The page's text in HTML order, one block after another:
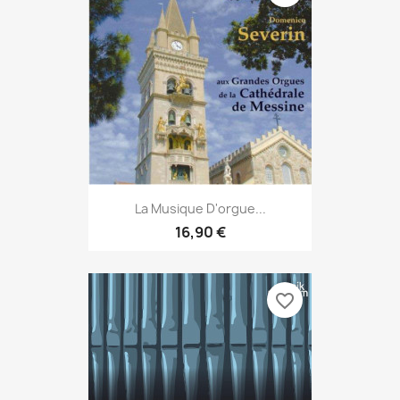
La Musique D'orgue...
16,90 €
favorite_border